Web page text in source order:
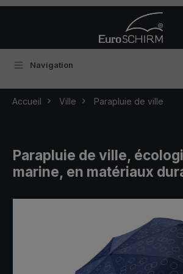
Navigation
Accueil Ville Parapluie de ville
Parapluie de ville,
marine, en matériaux